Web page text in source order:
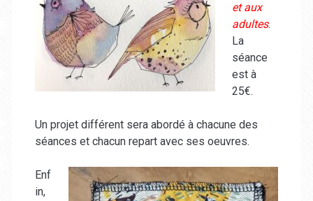
et aux
adultes.
La
séance
est à
25€.
Un projet différent sera abordé à chacune des
séances et chacun repart avec ses oeuvres.
Enf
in,